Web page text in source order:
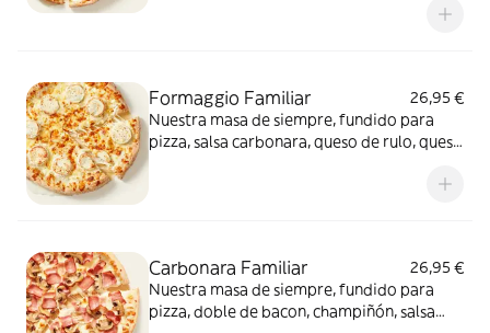
Formaggio Familiar
26,95 €
Nuestra masa de siempre, fundido para
pizza, salsa carbonara, queso de rulo, queso
cheddar, gouda, emmental , mozzarella y
Carbonara Familiar
26,95 €
Nuestra masa de siempre, fundido para
pizza, doble de bacon, champiñón, salsa